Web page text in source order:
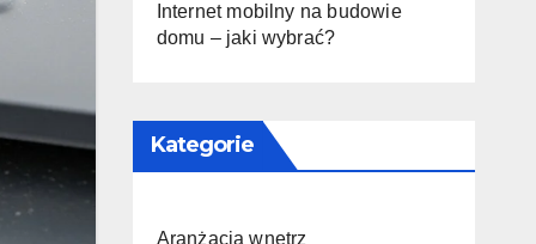
Internet mobilny na budowie
domu – jaki wybrać?
Kategorie
Aranżacja wnętrz